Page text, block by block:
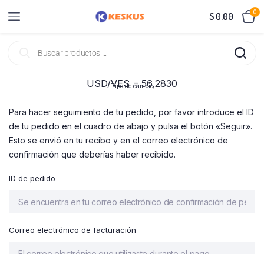
$ 0.00 0
Tipo de cambio
USD/VES = 56,2830
Para hacer seguimiento de tu pedido, por favor introduce el ID
de tu pedido en el cuadro de abajo y pulsa el botón «Seguir».
Esto se envió en tu recibo y en el correo electrónico de
confirmación que deberías haber recibido.
ID de pedido
Correo electrónico de facturación